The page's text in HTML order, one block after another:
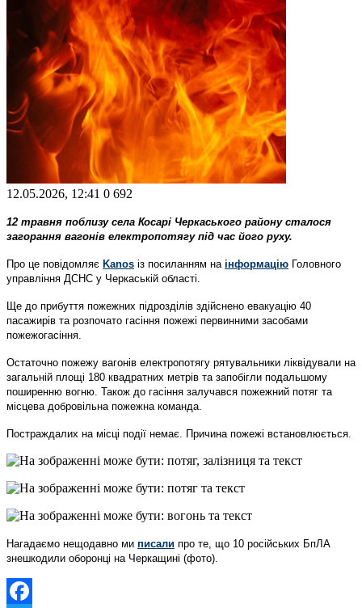
12.05.2026, 12:41 0 692
12 травня поблизу села Косарі Черкаського району сталося
загорання вагонів електропотягу під час його руху.
Про це повідомляє Kanos із посиланням на інформацію Головного
управління ДСНС у Черкаській області.
Ще до прибуття пожежних підрозділів здійснено евакуацію 40
пасажирів та розпочато гасіння пожежі первинними засобами
пожежогасіння.
Остаточно пожежу вагонів електропотягу рятувальники ліквідували на
загальній площі 180 квадратних метрів та запобігли подальшому
поширенню вогню. Також до гасіння залучався пожежний потяг та
місцева добровільна пожежна команда.
Постраждалих на місці події немає. Причина пожежі встановлюється.
Нагадаємо нещодавно ми писали про те, що 10 російських БпЛА
знешкодили оборонці на Черкащині (фото).